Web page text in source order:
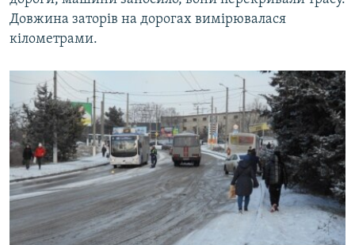
ВІДЕОУРОКИ «ELIFBE»
СВІДЧЕННЯ ОКУПАЦІЇ
УКРАЇНСЬКА ПРОБЛЕМА КРИМУ
ІНФОГРАФІКА
Русский
ДОЛУЧАЙСЯ!
Усі сайти RFE/RL
Довжина заторів на дорогах вимірювалася
кілометрами.